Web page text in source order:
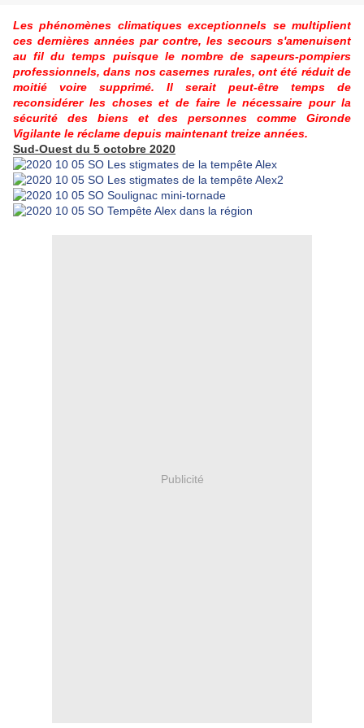
Les phénomènes climatiques exceptionnels se multiplient
ces dernières années par contre, les secours s'amenuisent
au fil du temps puisque le nombre de sapeurs-pompiers
professionnels, dans nos casernes rurales, ont été réduit de
moitié voire supprimé. Il serait peut-être temps de
reconsidérer les choses et de faire le nécessaire pour la
sécurité des biens et des personnes comme Gironde
Vigilante le réclame depuis maintenant treize années.
Sud-Ouest du 5 octobre 2020
Publicité